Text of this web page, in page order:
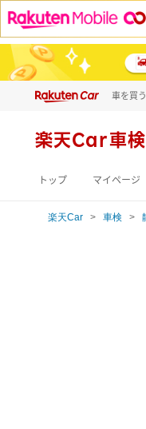
車を買う
楽天Car車検
トップ マイページ
楽天Car 車検